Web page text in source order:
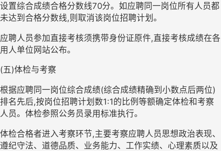
设置综合成绩合格分数线70分。如应聘同一岗位所有人员都
未达到合格分数线,则取消该岗位招聘计划。
应聘人员参加直接考核须携带身份证原件,直接考核成绩在各
用人单位网站公布。
(五)体检与考察
根据应聘同一岗位综合成绩(综合成绩精确到小数点后两位)
排名先后,按岗位招聘计划数1:1的比例等额确定体检和考察
人员。体检参照公务员录用标准执行。
体检合格者进入考察环节,主要考察应聘人员思想政治表现、
遵纪守法、道德品质、业务能力、工作实绩、心理素质以及